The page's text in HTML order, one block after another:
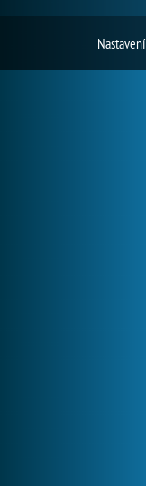
Nastavení